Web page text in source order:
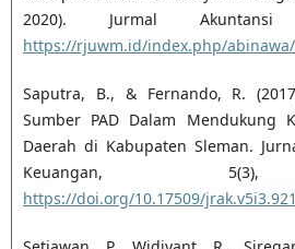
2020). Jurmal
https://rjuwm.id/index.php/
Saputra, B., & Fernando, R.
Sumber PAD Dalam Mendukung
Daerah di Kabupaten Sleman.
Keuangan, 5(3),
https://doi.org/10.17509/